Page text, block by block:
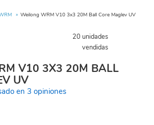
Weilong WRM V10 3x3 20M Ball Core Maglev UV
20 unidades
vendidas
V10 3X3 20M BALL
UV
en 3 opiniones